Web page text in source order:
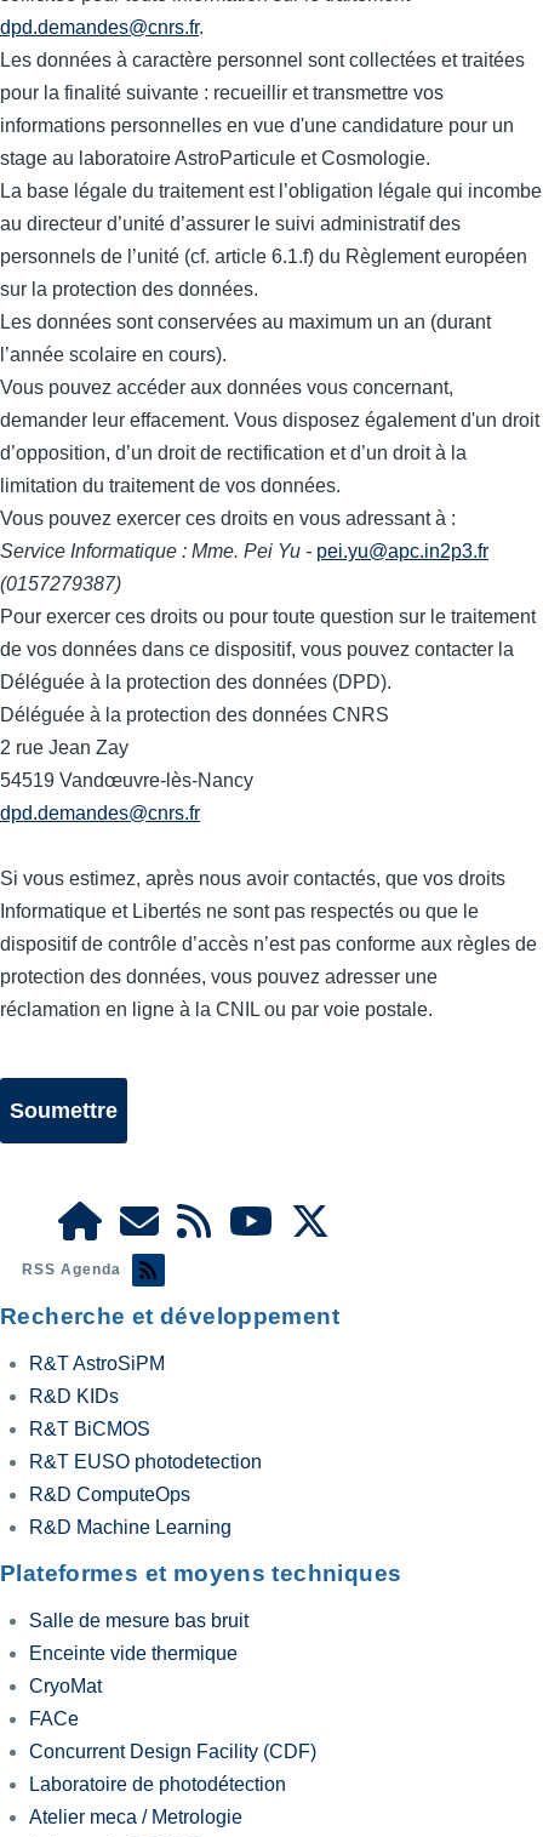
dpd.demandes@cnrs.fr.
Les données à caractère personnel sont collectées et traitées
pour la finalité suivante : recueillir et transmettre vos
informations personnelles en vue d'une candidature pour un
stage au laboratoire AstroParticule et Cosmologie.
La base légale du traitement est l’obligation légale qui incombe
au directeur d’unité d’assurer le suivi administratif des
personnels de l’unité (cf. article 6.1.f) du Règlement européen
sur la protection des données.
Les données sont conservées au maximum un an (durant
l’année scolaire en cours).
Vous pouvez accéder aux données vous concernant,
demander leur effacement. Vous disposez également d'un droit
d’opposition, d’un droit de rectification et d’un droit à la
limitation du traitement de vos données.
Vous pouvez exercer ces droits en vous adressant à :
Service Informatique : Mme. Pei Yu - pei.yu@apc.in2p3.fr
(0157279387)
Pour exercer ces droits ou pour toute question sur le traitement
de vos données dans ce dispositif, vous pouvez contacter la
Déléguée à la protection des données (DPD).
Déléguée à la protection des données CNRS
2 rue Jean Zay
54519 Vandœuvre-lès-Nancy
dpd.demandes@cnrs.fr
Si vous estimez, après nous avoir contactés, que vos droits
Informatique et Libertés ne sont pas respectés ou que le
dispositif de contrôle d’accès n’est pas conforme aux règles de
protection des données, vous pouvez adresser une
réclamation en ligne à la CNIL ou par voie postale.
RSS Agenda
Recherche et développement
R&T AstroSiPM
R&D KIDs
R&T BiCMOS
R&T EUSO photodetection
R&D ComputeOps
R&D Machine Learning
Plateformes et moyens techniques
Salle de mesure bas bruit
Enceinte vide thermique
CryoMat
FACe
Concurrent Design Facility (CDF)
Laboratoire de photodétection
Atelier meca / Metrologie